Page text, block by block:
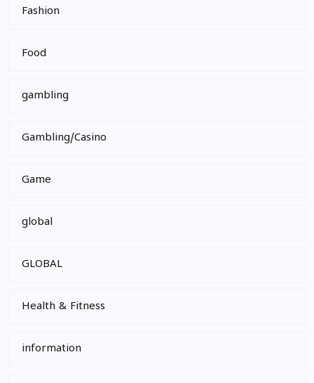
Fashion
Food
gambling
Gambling/Casino
Game
global
GLOBAL
Health & Fitness
information